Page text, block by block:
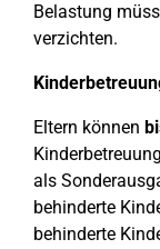
Belastung
verzichten.
Eltern können
als
behinderte
behinderte